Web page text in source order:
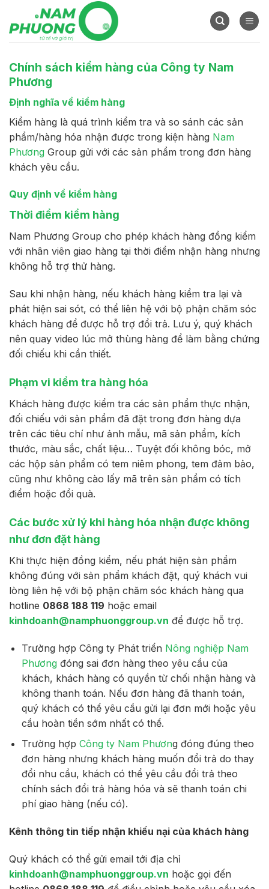
content
Chính sách kiểm hàng của Công ty Nam
Phương
Định nghĩa về kiểm hàng
Kiểm hàng là quá trình kiểm tra và so sánh các sản
phẩm/hàng hóa nhận được trong kiện hàng Nam
Phương Group gửi với các sản phẩm trong đơn hàng
khách yêu cầu.
Quy định về kiểm hàng
Thời điểm kiểm hàng
Nam Phương Group cho phép khách hàng đồng kiểm
với nhân viên giao hàng tại thời điểm nhận hàng nhưng
không hỗ trợ thử hàng.
Sau khi nhận hàng, nếu khách hàng kiểm tra lại và
phát hiện sai sót, có thể liên hệ với bộ phận chăm sóc
khách hàng để được hỗ trợ đổi trả. Lưu ý, quý khách
nên quay video lúc mở thùng hàng để làm bằng chứng
đối chiếu khi cần thiết.
Phạm vi kiểm tra hàng hóa
Khách hàng được kiểm tra các sản phẩm thực nhận,
đối chiếu với sản phẩm đã đặt trong đơn hàng dựa
trên các tiêu chí như ảnh mẫu, mã sản phẩm, kích
thước, màu sắc, chất liệu… Tuyệt đối không bóc, mở
các hộp sản phẩm có tem niêm phong, tem đảm bảo,
cũng như không cào lấy mã trên sản phẩm có tích
điểm hoặc đổi quà.
Các bước xử lý khi hàng hóa nhận được không
như đơn đặt hàng
Khi thực hiện đồng kiểm, nếu phát hiện sản phẩm
không đúng với sản phẩm khách đặt, quý khách vui
lòng liên hệ với bộ phận chăm sóc khách hàng qua
hotline 0868 188 119 hoặc email
kinhdoanh@namphuonggroup.vn để được hỗ trợ.
Trường hợp Công ty Phát triển Nông nghiệp Nam
Phươngđóng sai đơn hàng theo yêu cầu của
khách, khách hàng có quyền từ chối nhận hàng và
không thanh toán. Nếu đơn hàng đã thanh toán,
quý khách có thể yêu cầu gửi lại đơn mới hoặc yêu
cầu hoàn tiền sớm nhất có thể.
Trường hợp Công ty Nam Phương đóng đúng theo
đơn hàng nhưng khách hàng muốn đổi trả do thay
đổi nhu cầu, khách có thể yêu cầu đổi trả theo
chính sách đổi trả hàng hóa và sẽ thanh toán chi
phí giao hàng (nếu có).
Kênh thông tin tiếp nhận khiếu nại của khách hàng
Quý khách có thể gửi email tới địa chỉ
kinhdoanh@namphuonggroup.vn hoặc gọi đến